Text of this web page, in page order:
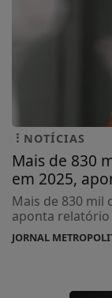
NOTÍCIAS
Mais de 830
em 2025,
Mais de 830 mil
aponta relatório
JORNAL